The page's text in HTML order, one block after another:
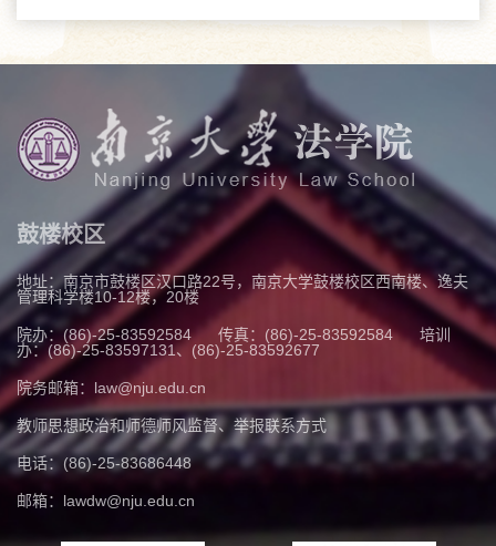
鼓楼校区
地址：南京市鼓楼区汉口路22号，南京大学鼓楼校区西南楼、逸夫
管理科学楼10-12楼，20楼
院办：(86)-25-83592584 传真：(86)-25-83592584
培训
办：(86)-25-83597131、(86)-25-83592677
院务邮箱：law@nju.edu.cn
教师思想政治和师德师风监督、举报联系方式
电话：(86)-25-83686448
邮箱：lawdw@nju.edu.cn